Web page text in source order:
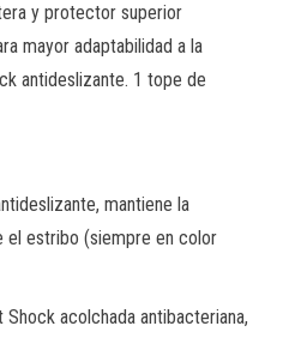
y protector superior
mayor adaptabilidad a la
antideslizante. 1 tope de
mantiene la
el estribo (siempre en color
acolchada antibacteriana,